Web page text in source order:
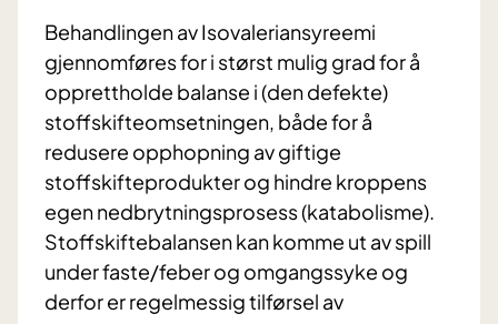
Behandlingen av Isovaleriansyreemi
gjennomføres for i størst mulig grad for å
opprettholde balanse i (den defekte)
stoffskifteomsetningen, både for å
redusere opphopning av giftige
stoffskifteprodukter og hindre kroppens
egen nedbrytningsprosess (katabolisme).
Stoffskiftebalansen kan komme ut av spill
under faste/feber og omgangssyke og
derfor er regelmessig tilførsel av